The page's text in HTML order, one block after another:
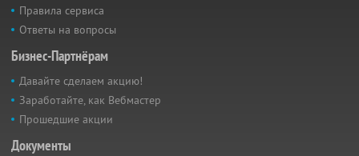
Правила сервиса
Ответы на вопросы
Бизнес-Партнёрам
Давайте сделаем акцию!
Заработайте, как Вебмастер
Прошедшие акции
Документы